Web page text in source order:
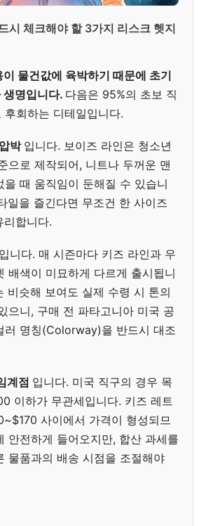
시 체크해야 할 3가지 리스크 헷지
물건값에 육박하기 때문에 초기
생명입니다. 다음은 95%의 초보 직
후회하는 디테일입니다.
박입니다. 보이즈 라인은 청소년
으로 제작되어, 니트나 두꺼운 맨
을 때 움직임이 둔해질 수 있습니
일을 즐긴다면 무조건 한 사이즈
리합니다.
입니다. 매 시즌마다 키즈 라인과 우
배색이 미묘하게 다르게 출시됩니
비슷해 보여도 실제 수령 시 톤의
으니, 구매 전 파타고니아 미국 공
러 명칭(Colorway)을 반드시 대조
계점 입니다. 미국 직구의 경우 목
이하가 무관세입니다. 키즈 레트
사이에서 가격이 형성되므
안전하게 들어오지만, 합산 과세를
물품과의 배송 시점을 조절해야